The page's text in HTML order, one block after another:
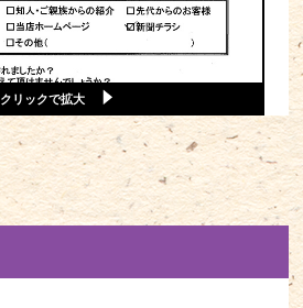
クリックで拡大